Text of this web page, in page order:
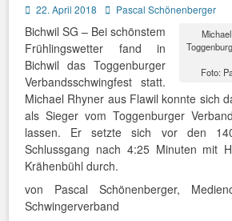
Posted
22. April 2018 AutorPascal Schönenberger
Foto:
Bichwil SG – Bei schönstem
Frühlingswetter fand in
Bichwil das Toggenburger
Verbandsschwingfest statt.
Michael Rhyner aus Flawil konnte sich
als Sieger vom Toggenburger
lassen. Er setzte sich vor den
Schlussgang nach 4:25 Minuten mit
Krähenbühl durch.
von Pascal Schönenberger,
Schwingerverband